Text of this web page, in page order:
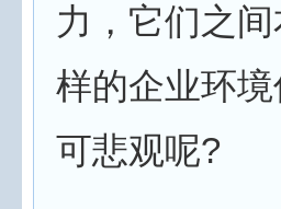
力，它们之
样的企业环
可悲观呢?